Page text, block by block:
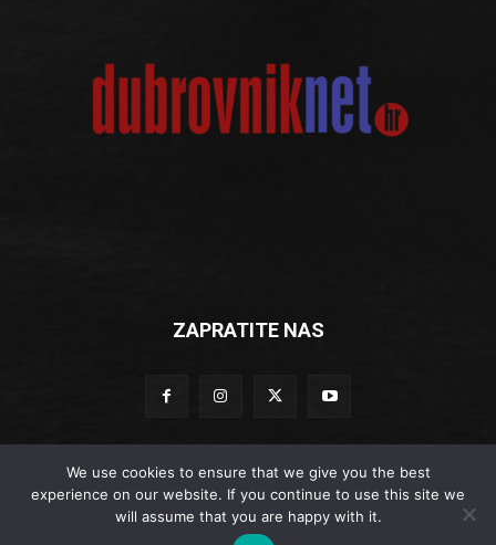
ZAPRATITE NAS
© Dubrovniknet.hr 2019
Marketing-Kontakti
We use cookies to ensure that we give you the best
experience on our website. If you continue to use this site we
will assume that you are happy with it.